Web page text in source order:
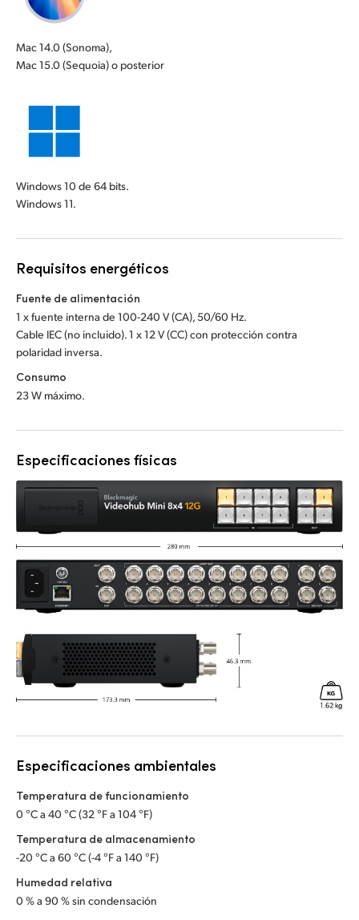
Mac 14.0 (Sonoma),
Mac 15.0 (Sequoia) o posterior
Windows 10 de 64 bits.
Windows 11.
Requisitos energéticos
Fuente de alimentación
1 x fuente interna de 100-240 V (CA), 50/60 Hz.
Cable IEC (no incluido). 1 x 12 V (CC) con protección contra
polaridad inversa.
Consumo
23 W máximo.
Especificaciones físicas
Especificaciones ambientales
Temperatura de funcionamiento
0 °C a 40 °C (32 °F a 104 °F)
Temperatura de almacenamiento
-20 °C a 60 °C (-4 °F a 140 °F)
Humedad relativa
0 % a 90 % sin condensación